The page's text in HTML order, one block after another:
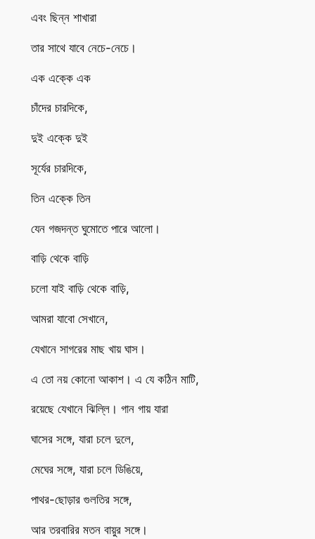
এবং ছিন্ন শাখারা
তার সাথে যাবে নেচে-নেচে।
এক এক্কে এক
চাঁদের চারদিকে,
দুই এক্কে দুই
সূর্যের চারদিকে,
তিন এক্কে তিন
যেন গজদন্ত ঘুমোতে পারে আলো।
বাড়ি থেকে বাড়ি
চলো যাই বাড়ি থেকে বাড়ি,
আমরা যাবো সেখানে,
যেখানে সাগরের মাছ খায় ঘাস।
এ তো নয় কোনো আকাশ। এ যে কঠিন মাটি,
রয়েছে যেখানে ঝিল্লি। গান গায় যারা
ঘাসের সঙ্গে, যারা চলে দুলে,
মেঘের সঙ্গে, যারা চলে ডিঙিয়ে,
পাথর-ছোড়ার গুলতির সঙ্গে,
আর তরবারির মতন বায়ুর সঙ্গে।